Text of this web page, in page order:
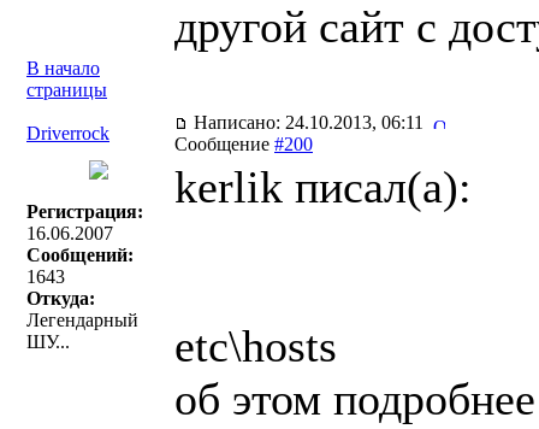
другой сайт с
В начало
страницы
Driverrock
Написано: 24.10.2013, 06:11
Сообщение #200
Регистрация:
16.06.2007
Сообщений:
1643
Откуда:
Легендарный
ШУ...
kerlik писал(a):
etc\hosts
об этом